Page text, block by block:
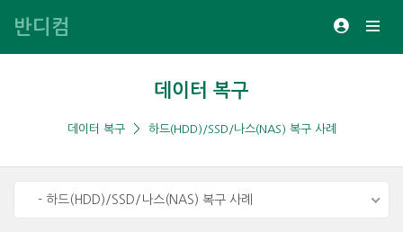
반디컴
데이터 복구
데이터 복구 하드(HDD)/SSD/나스(NAS) 복구 사례
- 하드(HDD)/SSD/나스(NAS) 복구 사례